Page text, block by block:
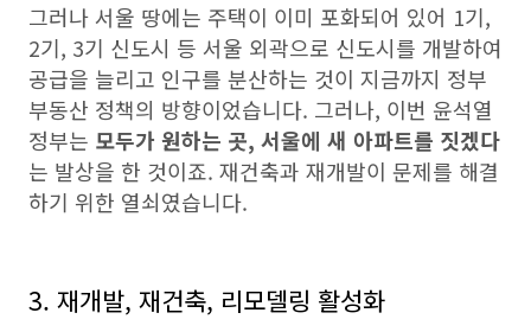
그러나 서울 땅에는 주택이 이미 포화되어 있어 1기,
2기, 3기 신도시 등 서울 외곽으로 신도시를 개발하여
공급을 늘리고 인구를 분산하는 것이 지금까지 정부
부동산 정책의 방향이었습니다. 그러나, 이번 윤석열
정부는 모두가 원하는 곳, 서울에 새 아파트를 짓겠다
는 발상을 한 것이죠. 재건축과 재개발이 문제를 해결
하기 위한 열쇠였습니다.
3. 재개발, 재건축, 리모델링 활성화